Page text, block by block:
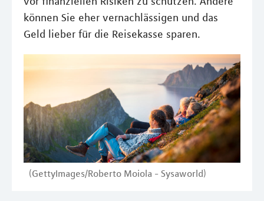
können Sie eher vernachlässigen und das
Geld lieber für die Reisekasse sparen.
(GettyImages/Roberto Moiola - Sysaworld)